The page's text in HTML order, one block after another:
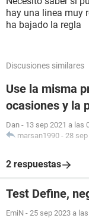
hay una linea muy
ha bajado la regla
Discusiones similares
Use la misma
ocasiones y la
Dan - 13 sep 2021 a las
marsan1990 - 28
2 respuestas
Test Define,
EmiN - 25 sep 2023 a